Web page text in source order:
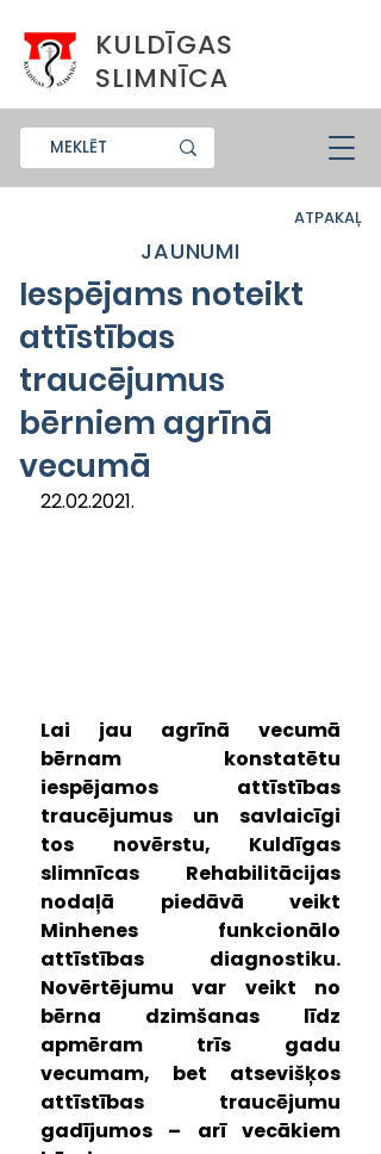
KULDĪGAS
SLIMNĪCA
ATPAKAĻ
JAUNUMI
Iespējams noteikt
attīstības
traucējumus
bērniem agrīnā
vecumā
22.02.2021.
Lai jau agrīnā vecumā
bērnam konstatētu
iespējamos attīstības
traucējumus un savlaicīgi
tos novērstu, Kuldīgas
slimnīcas Rehabilitācijas
nodaļā piedāvā veikt
Minhenes funkcionālo
attīstības diagnostiku.
Novērtējumu var veikt no
bērna dzimšanas līdz
apmēram trīs gadu
vecumam, bet atsevišķos
attīstības traucējumu
gadījumos – arī vecākiem